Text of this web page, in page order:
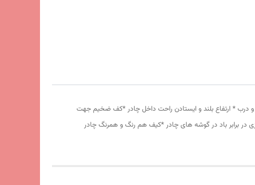
10 دانه درشت *توری پشه بند در قسمت پنجره و درب * ارتفاع بلند و ایستادن راحت داخل چادر *کف ضخیم جهت
در برابر باد در گوشه های چادر *کیف هم رنگ و همرنگ چادر